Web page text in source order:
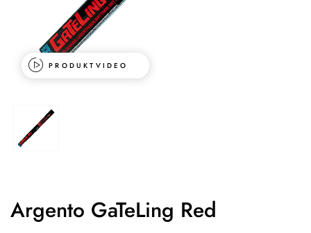
PRODUKTVIDEO
Argento GaTeLing Red